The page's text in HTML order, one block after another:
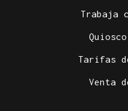
Trabaja
Tarifas
Venta